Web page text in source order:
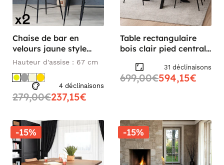
Chaise de bar en
velours jaune style
moderne (lot de 2)
Hauteur d'assise : 67 cm
4 déclinaisons
279,00€237,15€
Table rectangulaire
bois clair pied central
31 déclinaisons
699,00€594,15€
-15% -15%